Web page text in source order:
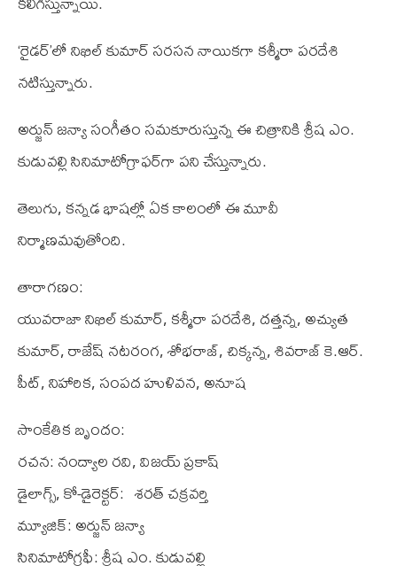
‘రైడ‌ర్‌’లో నిఖిల్ కుమార్ స‌ర‌స‌న నాయిక‌గా క‌శ్మీరా ప‌ర‌దేశి
న‌టిస్తున్నారు.
అర్జున్ జ‌న్యా సంగీతం స‌మ‌కూరుస్తున్న ఈ చిత్రానికి శ్రీష ఎం.
కుడువ‌ల్లి సినిమాటోగ్రాఫ‌ర్‌గా ప‌ని చేస్తున్నారు.
తెలుగు, క‌న్న‌డ భాష‌ల్లో ఏక కాలంలో ఈ మూవీ
నిర్మాణ‌మ‌వుతోంది.
తారాగ‌ణం:
యువ‌రాజా నిఖిల్ కుమార్‌, క‌శ్మీరా ప‌ర‌దేశి, ద‌త్త‌న్న‌, అచ్యుత
కుమార్‌, రాజేష్ న‌ట‌రంగ‌, శోభ‌రాజ్‌, చిక్క‌న్న‌, శివ‌రాజ్ కె.ఆర్‌.
పీట్‌, నిహారిక‌, సంప‌ద హుళివ‌న‌, అనూష‌
సాంకేతిక బృందం:
ర‌చ‌న‌: న‌ంద్యాల ర‌వి, విజ‌య్ ప్ర‌కాష్‌
డైలాగ్స్‌, కో-డైరెక్ట‌ర్‌: శ‌ర‌త్ చ‌క్ర‌వ‌ర్తి
మ్యూజిక్‌: అర్జున్ జ‌న్యా
సినిమాటోగ్ర‌ఫీ: శ్రీ‌ష ఎం. కుడువ‌ల్లి